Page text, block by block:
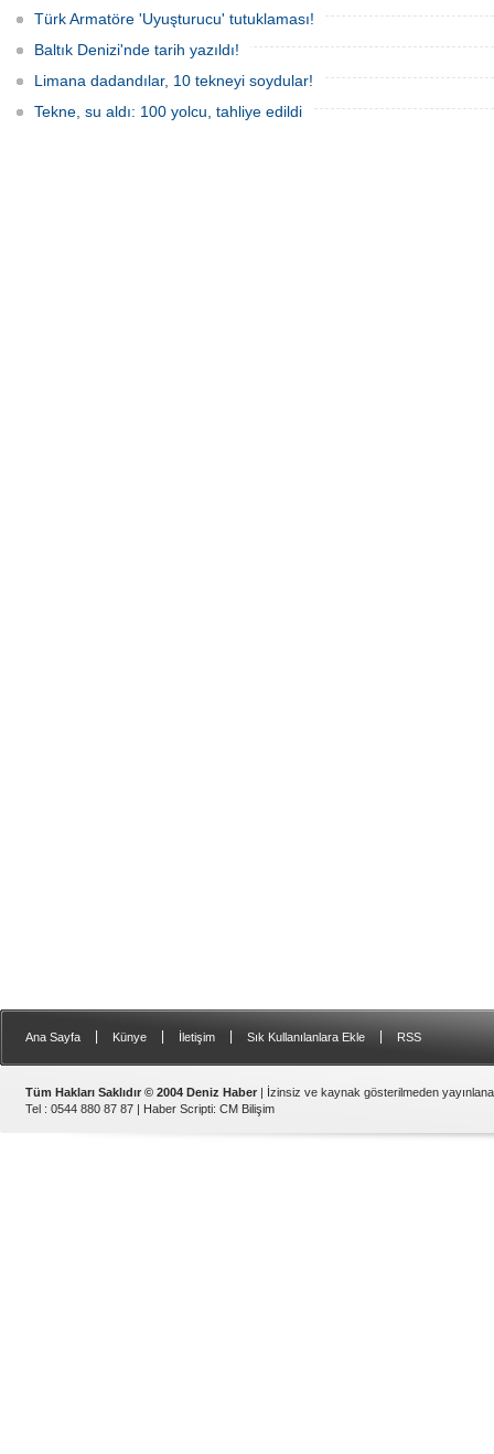
Türk Armatöre 'Uyuşturucu' tutuklaması!
Baltık Denizi'nde tarih yazıldı!
Limana dadandılar, 10 tekneyi soydular!
Tekne, su aldı: 100 yolcu, tahliye edildi
listesinden
Ana Sayfa Künye İletişim Sık Kullanılanlara Ekle RSS
Tüm Hakları Saklıdır © 2004 Deniz Haber | İzinsiz ve kaynak gösterilmeden
Tel : 0544 880 87 87 | Haber Scripti: CM Bilişim